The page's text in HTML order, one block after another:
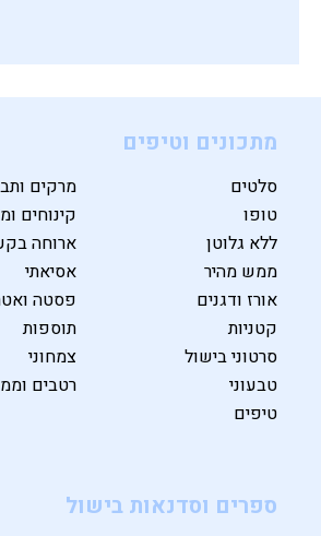
מתכונים וטיפים
סלטים
מרקים
טופו
קינוחים
ללא גלוטן
ארוחה
ממש מהיר
אסיאתי
אורז ודגנים
פסטה
קטניות
תוספות
סרטוני בישול
צמחוני
טבעוני
רטבים
טיפים
ספרים וסדנאות בישול